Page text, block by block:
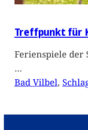
Treffpunkt für
Ferienspiele der
…
Bad Vilbel,